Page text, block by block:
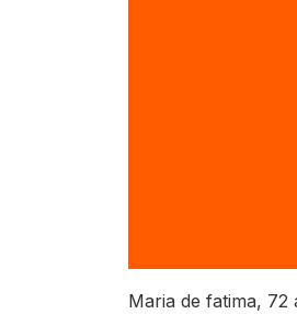
Maria de fatima, 72